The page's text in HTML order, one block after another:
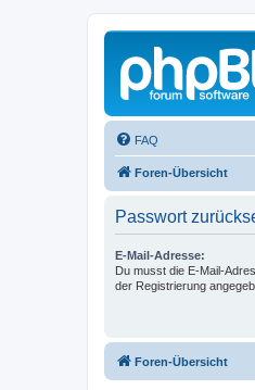
FAQ
Foren-Übersicht
Passwort
E-Mail-Adresse:
Du musst die E-Mail-
der Registrierung
Foren-Übersicht